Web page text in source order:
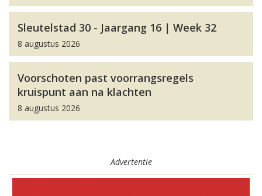
Sleutelstad 30 - Jaargang 16 | Week 32
8 augustus 2026
Voorschoten past voorrangsregels
kruispunt aan na klachten
8 augustus 2026
Advertentie